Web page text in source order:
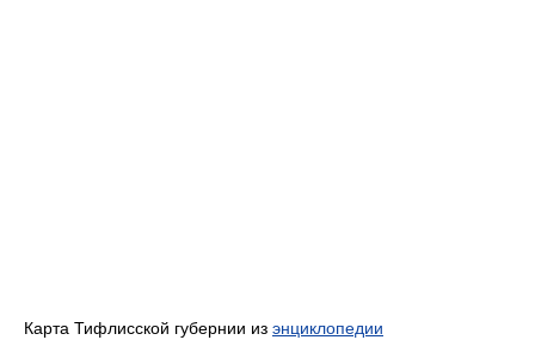
Карта Тифлисской губернии из энциклопедии